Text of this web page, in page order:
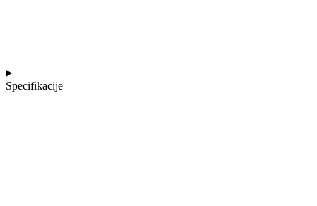
Specifikacije